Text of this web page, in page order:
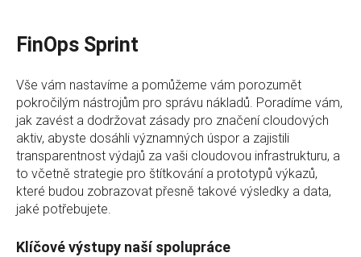
FinOps Sprint
Vše vám nastavíme a pomůžeme vám porozumět
pokročilým nástrojům pro správu nákladů. Poradíme vám,
jak zavést a dodržovat zásady pro značení cloudových
aktiv, abyste dosáhli významných úspor a zajistili
transparentnost výdajů za vaši cloudovou infrastrukturu, a
to včetně strategie pro štítkování a prototypů výkazů,
které budou zobrazovat přesně takové výsledky a data,
jaké potřebujete.
Klíčové výstupy naší spolupráce